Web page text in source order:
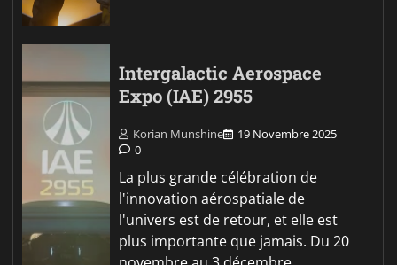
Intergalactic Aerospace
Expo (IAE) 2955
Korian Munshine
19 Novembre 2025
0
La plus grande célébration de
l'innovation aérospatiale de
l'univers est de retour, et elle est
plus importante que jamais. Du 20